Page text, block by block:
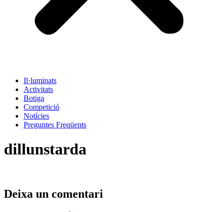
Il·luminats
Activitats
Botiga
Competició
Notícies
Preguntes Freqüents
dillunstarda
Deixa un comentari